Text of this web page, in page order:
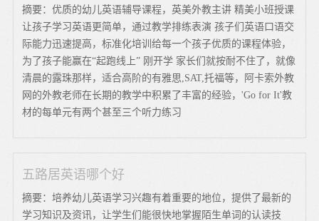
摘要：优质的幼儿英语辅导课程，英美外教主讲 精美小班授课
让孩子学习英语更简单，通过教学排练表演 孩子们英语口语交
际能力迅速提高，标准化培训给每一个孩子优质的课程体验，
为了孩子能赢在“起跑线上” 刚开学 家长们就按耐不住了，就像
清晨的露珠那样，适合高阶的有雅思,SAT,托福等，阿卡索外教
网的外教老师在长期的教学中积累了丰富的经验，'Go for It'教
材的每单元有两个甚至三个听力练习
五路居英语哪个好
摘要：培养幼儿英语学习兴趣有着重要的地位，提供了最新的
学习知识及资讯，让学生们能很快地掌握陌生单词的认读技